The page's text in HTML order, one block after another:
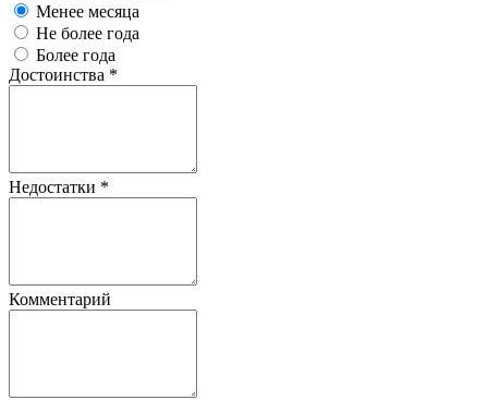
Менее месяца
Не более года
Более года
Достоинства *
Недостатки *
Комментарий